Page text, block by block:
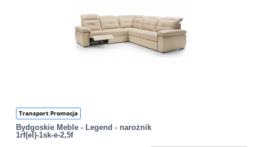
Transport Promocja
Bydgoskie Meble - Legend - narożnik
1rf(el)-1sk-e-2,5f